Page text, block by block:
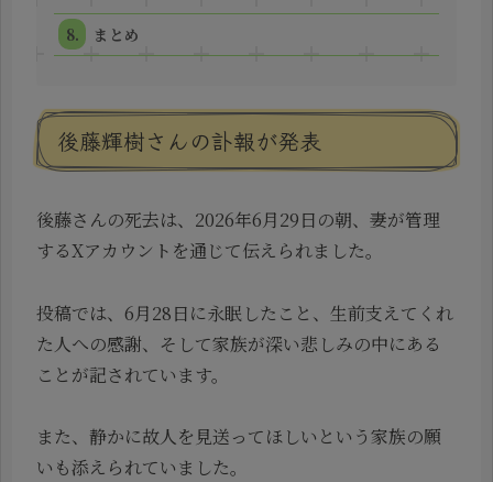
まとめ
後藤輝樹さんの訃報が発表
後藤さんの死去は、2026年6月29日の朝、妻が管理
するXアカウントを通じて伝えられました。
投稿では、6月28日に永眠したこと、生前支えてくれ
た人への感謝、そして家族が深い悲しみの中にある
ことが記されています。
また、静かに故人を見送ってほしいという家族の願
いも添えられていました。